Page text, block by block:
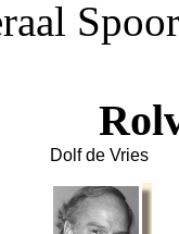
Dolf de Vries